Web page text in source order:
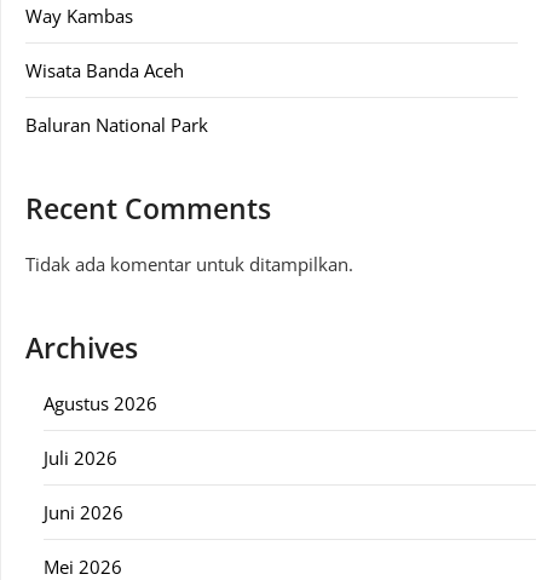
Way Kambas
Wisata Banda Aceh
Baluran National Park
Recent Comments
Tidak ada komentar untuk ditampilkan.
Archives
Agustus 2026
Juli 2026
Juni 2026
Mei 2026